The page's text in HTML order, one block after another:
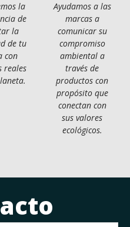
la
de
la
de tu
con
reales
Ayudamos a las
marcas a
comunicar su
compromiso
ambiental a
través de
productos con
propósito que
conectan con
sus valores
ecológicos.